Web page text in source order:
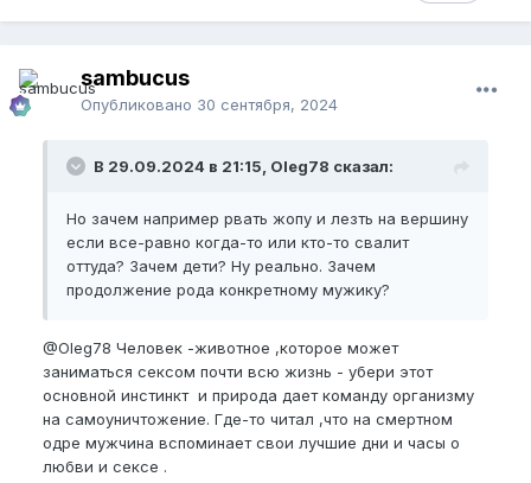
sambucus
Опубликовано 30 сентября, 2024
В 29.09.2024 в 21:15, Oleg78 сказал:
Но зачем например рвать жопу и лезть на вершину
если все-равно когда-то или кто-то свалит
оттуда? Зачем дети? Ну реально. Зачем
продолжение рода конкретному мужику?
@Oleg78 Человек -животное ,которое может
заниматься сексом почти всю жизнь - убери этот
основной инстинкт и природа дает команду организму
на самоуничтожение. Где-то читал ,что на смертном
одре мужчина вспоминает свои лучшие дни и часы о
любви и сексе .